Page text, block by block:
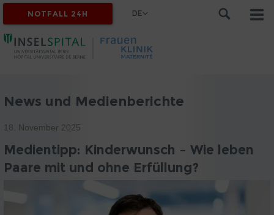
NOTFALL 24H DE
News und Medienberichte
18. November 2025
Medientipp: Kinderwunsch – Wie leben
Paare mit und ohne Erfüllung?